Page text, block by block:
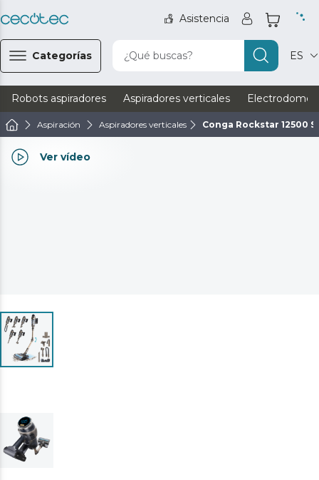
Asistencia
Categorías ¿Qué buscas? ES
Robots aspiradores Aspiradores verticales
Aspiración Aspiradores verticales Conga Rockstar 12500
Ver vídeo